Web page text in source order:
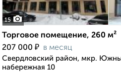
15
Торговое помещение, 260 м²
207 000 ₽ в месяц
Свердловский район, мкр.
набережная 10